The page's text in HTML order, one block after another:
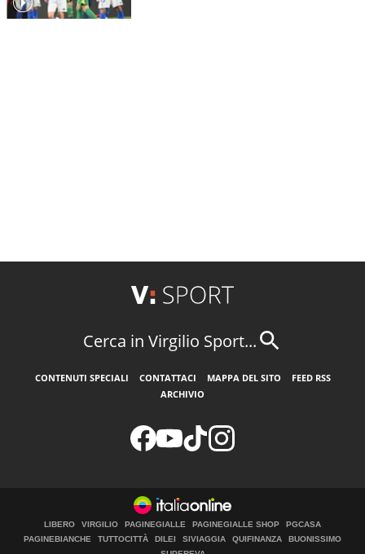
Cerca in Virgilio Sport...
CONTENUTI SPECIALI CONTATTACI MAPPA DEL SITO
FEED RSS
ARCHIVIO
LIBERO VIRGILIO PAGINEGIALLE PAGINEGIALLE SHOP
PGCASA
PAGINEBIANCHE
TUTTOCITTÀ DILEI SIVIAGGIA QUIFINANZA
BUONISSIMO